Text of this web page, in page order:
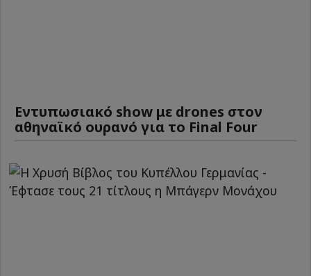
Εντυπωσιακό show με drones στον
αθηναϊκό ουρανό για το Final Four